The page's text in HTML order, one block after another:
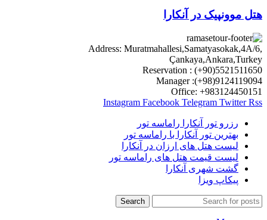
هتل موونپیک در آنکارا
Address: Muratmahallesi,Samatyasokak,4A/6,
Çankaya,Ankara,Turkey
Reservation : (+90)5521511650
Manager :(+98)9124119094
Office: +983124450151
Instagram Facebook Telegram Twitter Rss
رزرو تور آنکارا راماسه تور
بهترین تور آنکارا با راماسه تور
لیست هتل های ارزان در آنکارا
لیست قیمت هتل های راماسه تور
گشت شهری آنکارا
پیکاپ ویزا
Search